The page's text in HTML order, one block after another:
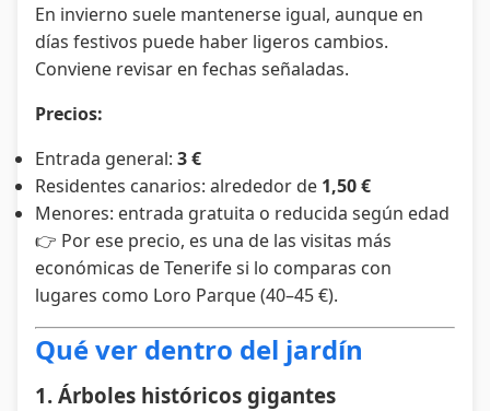
En invierno suele mantenerse igual, aunque en
días festivos puede haber ligeros cambios.
Conviene revisar en fechas señaladas.
Precios:
Entrada general: 3 €
Residentes canarios: alrededor de 1,50 €
Menores: entrada gratuita o reducida según edad
👉 Por ese precio, es una de las visitas más
económicas de Tenerife si lo comparas con
lugares como Loro Parque (40–45 €).
Qué ver dentro del jardín
1. Árboles históricos gigantes